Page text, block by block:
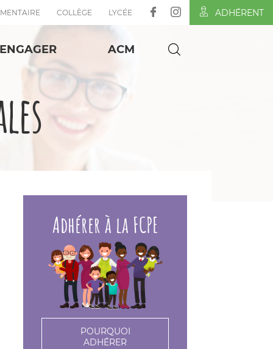
COLLÈGE LYCÉE ADHÉRENT
ACM
Adhérer à la FCPE
POURQUOI
ADHÉRER